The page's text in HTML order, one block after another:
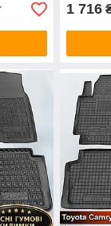
2018-2026 ДВЗ
2018-2026 hybrid
...
2006-2011
2011-2020
2020-...
XP21 2020-... ДВЗ
1 716